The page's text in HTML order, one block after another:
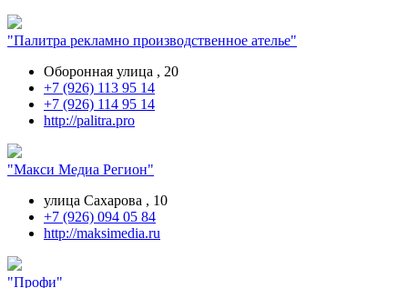
"Палитра рекламно производственное ателье"
Оборонная улица , 20
+7 (926) 113 95 14
+7 (926) 114 95 14
http://palitra.pro
"Макси Медиа Регион"
улица Сахарова , 10
+7 (926) 094 05 84
http://maksimedia.ru
"Профи"